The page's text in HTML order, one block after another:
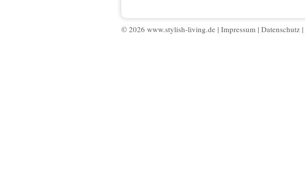
© 2026 www.stylish-living.de | Impressum | Datenschutz |